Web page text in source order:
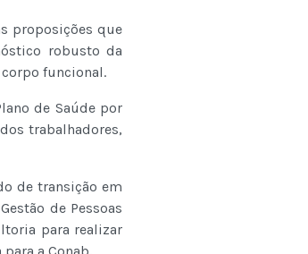
proposições que
robusto da
funcional.
de Saúde por
trabalhadores,
de transição em
de Pessoas
para realizar